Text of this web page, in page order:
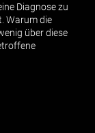
Diagnose zu
Warum die
über diese